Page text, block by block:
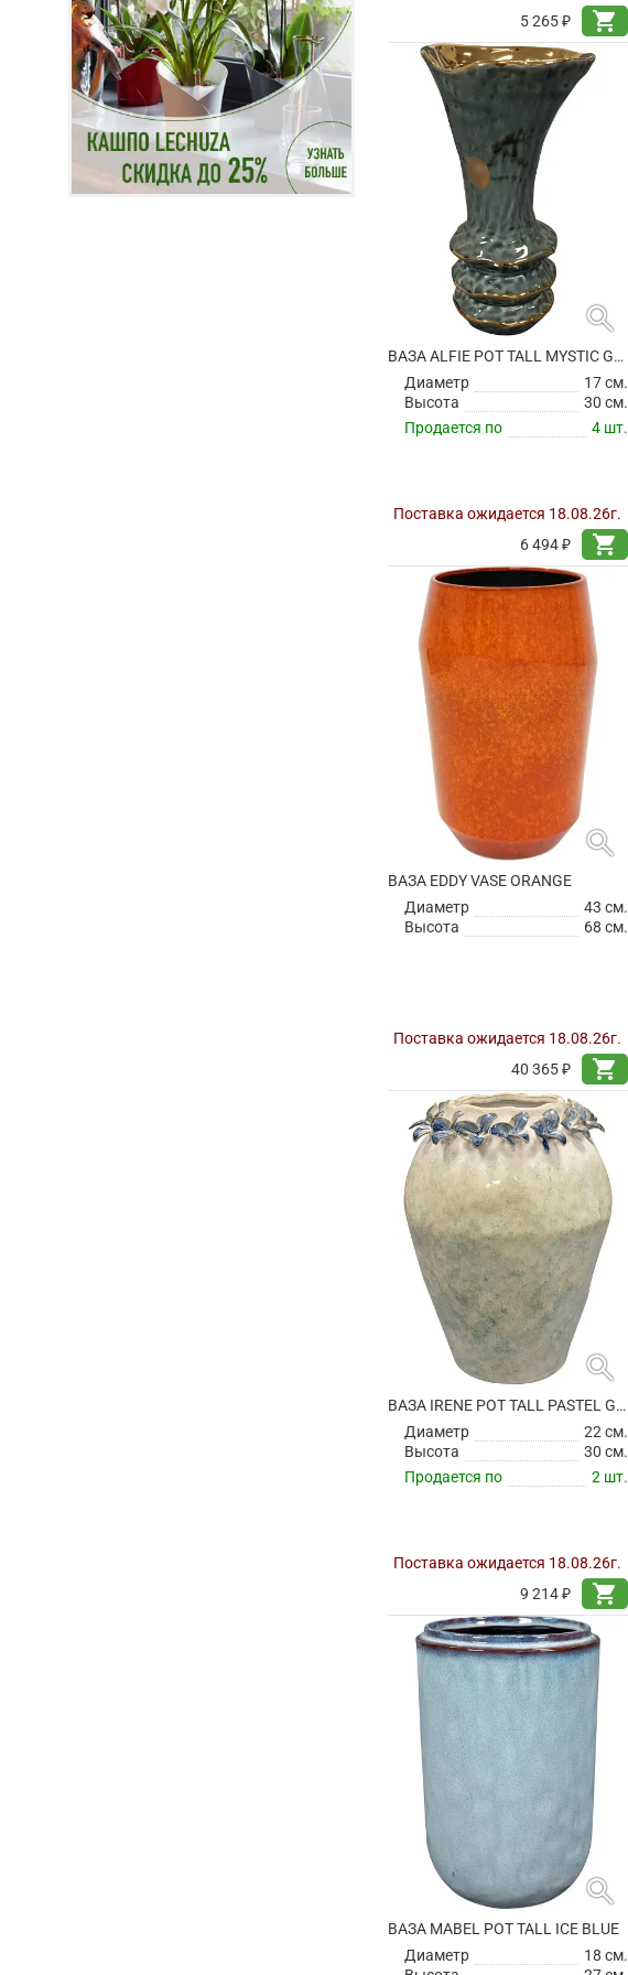
5 265 ₽
shopping_cart
search
ВАЗА ALFIE POT TALL MYSTIC GREY
Диаметр
17 см.
Высота
30 см.
Продается по
4 шт.
Поставка ожидается 18.08.26г.
6 494 ₽
shopping_cart
search
ВАЗА EDDY VASE ORANGE
Диаметр
43 см.
Высота
68 см.
Поставка ожидается 18.08.26г.
40 365 ₽
shopping_cart
search
ВАЗА IRENE POT TALL PASTEL GREEN
Диаметр
22 см.
Высота
30 см.
Продается по
2 шт.
Поставка ожидается 18.08.26г.
9 214 ₽
shopping_cart
search
ВАЗА MABEL POT TALL ICE BLUE
Диаметр
18 см.